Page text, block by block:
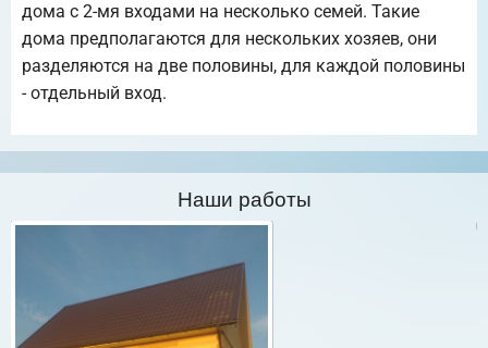
дома с 2-мя входами на несколько семей. Такие
дома предполагаются для нескольких хозяев, они
разделяются на две половины, для каждой половины
- отдельный вход.
Наши работы